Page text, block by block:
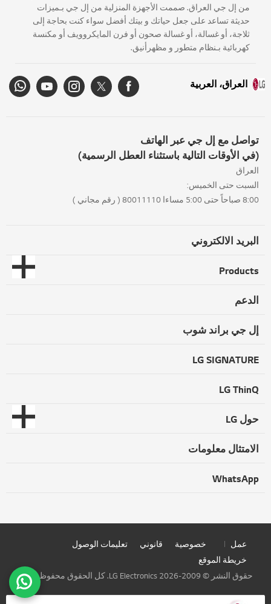
من إل جي العراق. صممت الأجهزة المنزلية من إل جي بـميزات
حديثة تساعد على جعل حياتك و بيتك أفضل سواء كنت بحاجة إلى
ثلاجة، أو غسالة، أو غسالة صحون أو فرن المايكروويف أو مكنسة
كهربائية بـنظام متطور و مظهرأنيق.
العراق، العربية
تواصل مع إل جي عبر الهاتف
(في الأوقات التالية باستثناء العطل الرسمية)
العراق
السبت حتى الخميس:
8:00 صباحاً حتى 5:00 مساءا 80011110 ( رقم مجاني )
البريد الالكتروني
Products
الدعم
إل جي براند شوب
LG SIGNATURE
LG ThinQ
حول LG
الامتثال معلومات
WhatsApp
عمل خصوصية قانوني
تعليمات الوصول
خريطة الموقع
حقوق النشر © 2009-2026 LG Electronics. كل الحقوق محفوظة